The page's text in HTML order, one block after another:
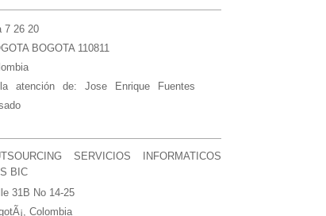
7 26 20
BOGOTA 110811
atención de: Jose Enrique Fuentes
SERVICIOS INFORMATICOS
BIC
31B No 14-25
Colombia